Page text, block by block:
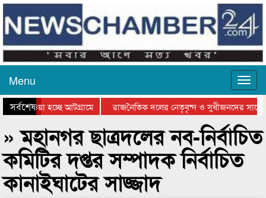
Menu
সর্বশেষ
যাওয়া হচ্ছে আটগ্রামে
রাজনৈতিক দলের নেতৃবৃন্দ ও সুধীজনদের সাথে
সিলেটে বাংলাদেশ গ্রুপ থিয়েটার
» মহানগর ছাত্রদলের নব-নির্বাচিত
কমিটির দপ্তর সম্পাদক নির্বাচিত
কানাইঘাটের সাজ্জাদ